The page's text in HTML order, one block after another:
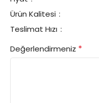
Ürün Kalitesi
Teslimat Hızı
Değerlendirmeniz *